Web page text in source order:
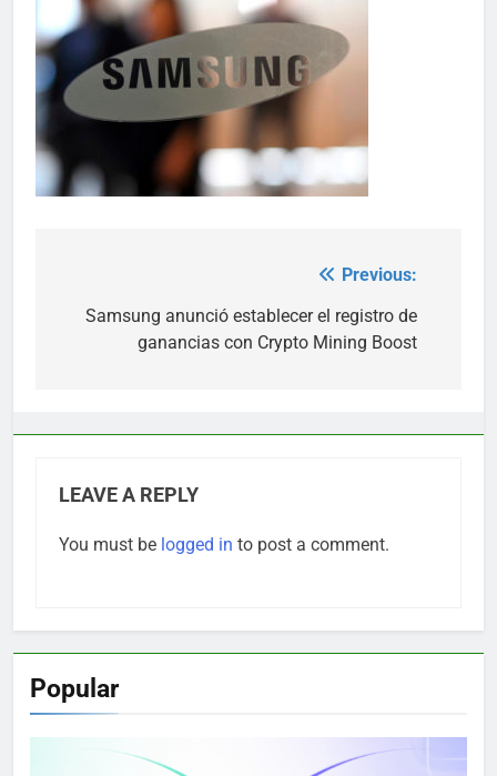
navigation
Previous:
Samsung anunció establecer el registro de
ganancias con Crypto Mining Boost
LEAVE A REPLY
You must be logged in to post a comment.
Popular